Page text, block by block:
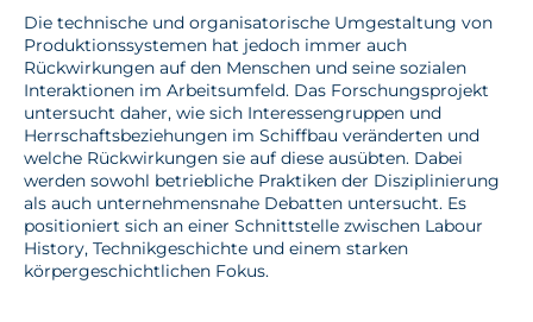
Die technische und organisatorische Umgestaltung von
Produktionssystemen hat jedoch immer auch
Rückwirkungen auf den Menschen und seine sozialen
Interaktionen im Arbeitsumfeld. Das Forschungsprojekt
untersucht daher, wie sich Interessengruppen und
Herrschaftsbeziehungen im Schiffbau veränderten und
welche Rückwirkungen sie auf diese ausübten. Dabei
werden sowohl betriebliche Praktiken der Disziplinierung
als auch unternehmensnahe Debatten untersucht. Es
positioniert sich an einer Schnittstelle zwischen Labour
History, Technikgeschichte und einem starken
körpergeschichtlichen Fokus.